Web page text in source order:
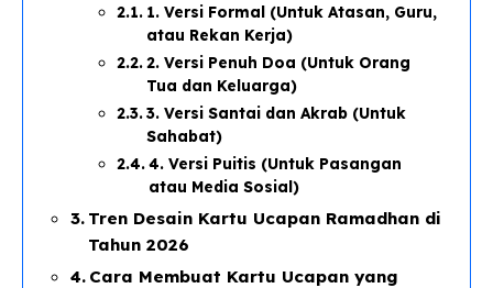
1. Versi Formal (Untuk Atasan, Guru,
atau Rekan Kerja)
2. Versi Penuh Doa (Untuk Orang
Tua dan Keluarga)
3. Versi Santai dan Akrab (Untuk
Sahabat)
4. Versi Puitis (Untuk Pasangan
atau Media Sosial)
Tren Desain Kartu Ucapan Ramadhan di
Tahun 2026
Cara Membuat Kartu Ucapan yang